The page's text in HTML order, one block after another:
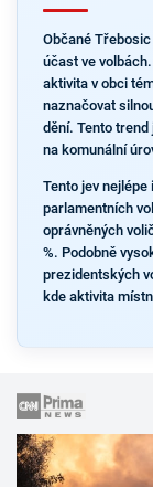
Občané
účast ve
aktivita v obci
naznačovat
dění. Tento
na komunální
Tento jev
parlamentních
oprávněných
%. Podobně
prezidentských
kde aktivita